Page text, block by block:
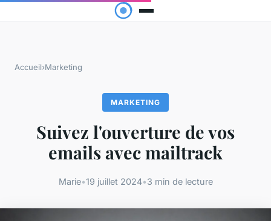
Accueil›Marketing
MARKETING
Suivez l'ouverture de vos
emails avec mailtrack
Marie•19 juillet 2024•3 min de lecture